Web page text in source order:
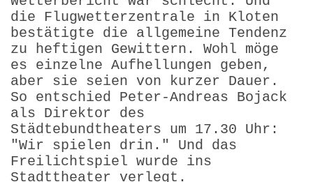
die Flugwetterzentrale in Kloten
bestätigte die allgemeine Tendenz
zu heftigen Gewittern. Wohl möge
es einzelne Aufhellungen geben,
aber sie seien von kurzer Dauer.
So entschied Peter-Andreas Bojack
als Direktor des
Städtebundtheaters um 17.30 Uhr:
"Wir spielen drin." Und das
Freilichtspiel wurde ins
Stadttheater verlegt.